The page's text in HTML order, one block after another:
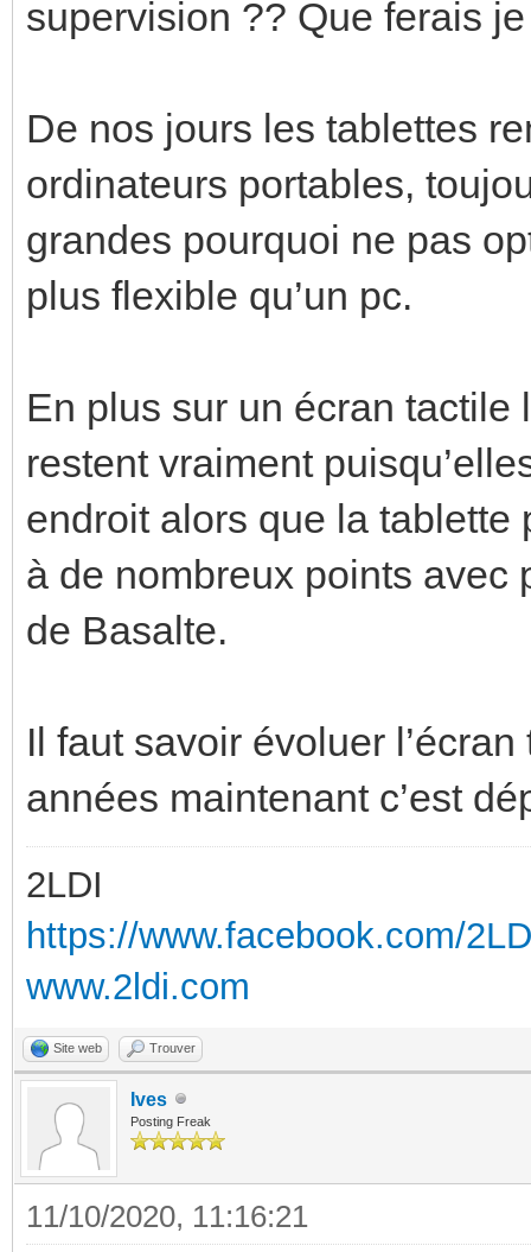
supervision ?? Que ferais
De nos jours les tablettes
ordinateurs portables,
grandes pourquoi ne pas
plus flexible qu’un pc.
En plus sur un écran
restent vraiment
endroit alors que la tablette
à de nombreux points avec
de Basalte.
Il faut savoir évoluer
années maintenant c’est
2LDI
https://www.facebook.com/
www.2ldi.com
Site web Trouver
Ives
Posting Freak
11/10/2020, 11:16:21